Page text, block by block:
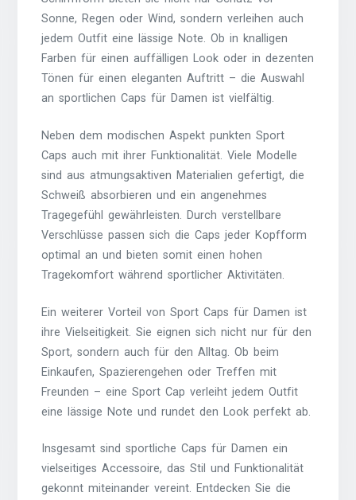
Sonne, Regen oder Wind, sondern verleihen auch
jedem Outfit eine lässige Note. Ob in knalligen
Farben für einen auffälligen Look oder in dezenten
Tönen für einen eleganten Auftritt – die Auswahl
an sportlichen Caps für Damen ist vielfältig.
Neben dem modischen Aspekt punkten Sport
Caps auch mit ihrer Funktionalität. Viele Modelle
sind aus atmungsaktiven Materialien gefertigt, die
Schweiß absorbieren und ein angenehmes
Tragegefühl gewährleisten. Durch verstellbare
Verschlüsse passen sich die Caps jeder Kopfform
optimal an und bieten somit einen hohen
Tragekomfort während sportlicher Aktivitäten.
Ein weiterer Vorteil von Sport Caps für Damen ist
ihre Vielseitigkeit. Sie eignen sich nicht nur für den
Sport, sondern auch für den Alltag. Ob beim
Einkaufen, Spazierengehen oder Treffen mit
Freunden – eine Sport Cap verleiht jedem Outfit
eine lässige Note und rundet den Look perfekt ab.
Insgesamt sind sportliche Caps für Damen ein
vielseitiges Accessoire, das Stil und Funktionalität
gekonnt miteinander vereint. Entdecken Sie die